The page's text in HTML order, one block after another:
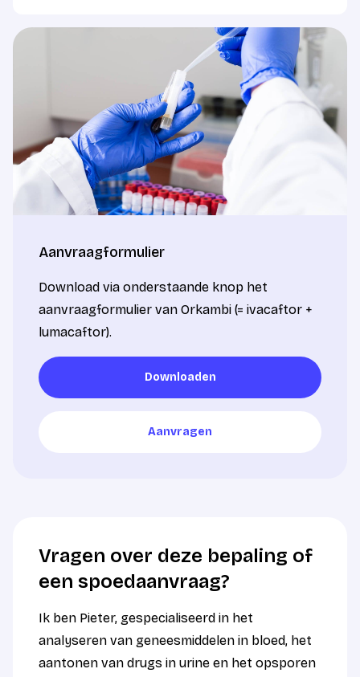
Aanvraagformulier
Download via onderstaande knop het
aanvraagformulier van Orkambi (= ivacaftor +
lumacaftor).
Downloaden
Aanvragen
Vragen over deze bepaling of
een spoedaanvraag?
Ik ben Pieter, gespecialiseerd in het
analyseren van geneesmiddelen in bloed, het
aantonen van drugs in urine en het opsporen